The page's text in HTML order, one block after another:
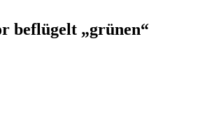
beflügelt „grünen“